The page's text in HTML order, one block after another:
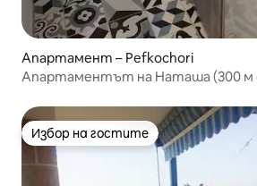
Апартамент – Pefkochori
Апартаментът на Наташа (300 м
Избор на гостите
Избор на гостите